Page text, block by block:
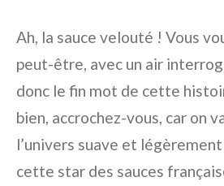
Ah, la sauce velouté ! Vous
peut-être, avec un air
donc le fin mot de cette
bien, accrochez-vous, car on
l’univers suave et
cette star des sauces